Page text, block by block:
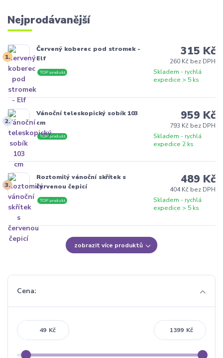
Nejprodávanější
1.
Červený koberec pod stromek -
Elf
Skladem - rychlá
expedice > 5 ks
TOP produkt
315 Kč
260 Kč bez DPH
2.
Vánoční teleskopický sobík 103
cm
Skladem - rychlá
expedice 2 ks
TOP produkt
959 Kč
793 Kč bez DPH
3.
Roztomilý vánoční skřítek s
červenou čepicí
Skladem - rychlá
expedice > 5 ks
TOP produkt
489 Kč
404 Kč bez DPH
zobrazit více produktů
Cena:
Kč Kč